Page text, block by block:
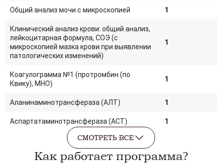
Общий анализ мочи с микроскопией 1
Клинический анализ крови: общий анализ,
лейкоцитарная формула, СОЭ (с
микроскопией мазка крови при выявлении
патологических изменений)
1
Коагулограмма №1 (протромбин (по
Квику), МНО)
1
Аланинаминотрансфераза (АЛТ) 1
Аспартатаминотрансфераза (АСТ) 1
Гликированный гемоглобин (HbA1c)
Глюкоза в плазме 1
СМОТРЕТЬ ВСЕ
Как работает программа?